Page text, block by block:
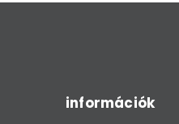
információk